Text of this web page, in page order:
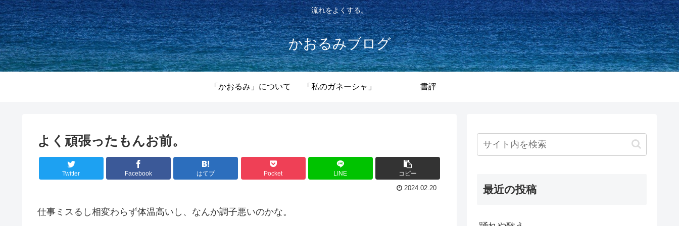
流れをよくする。
かおるみブログ
「かおるみ」について 「私のガネーシャ」 書評
よく頑張ったもんお前。
Twitter Facebook はてブ Pocket LINE コピー
2024.02.20
仕事ミスるし相変わらず体温高いし、なんか調子悪いのかな。
最近の投稿